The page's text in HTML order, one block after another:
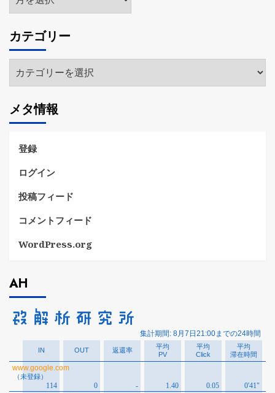
ー
イ
ブ
カテゴリー
テ
リ
ー
メタ情報
登録
ログイン
投稿フィード
コメントフィード
WordPress.org
AH